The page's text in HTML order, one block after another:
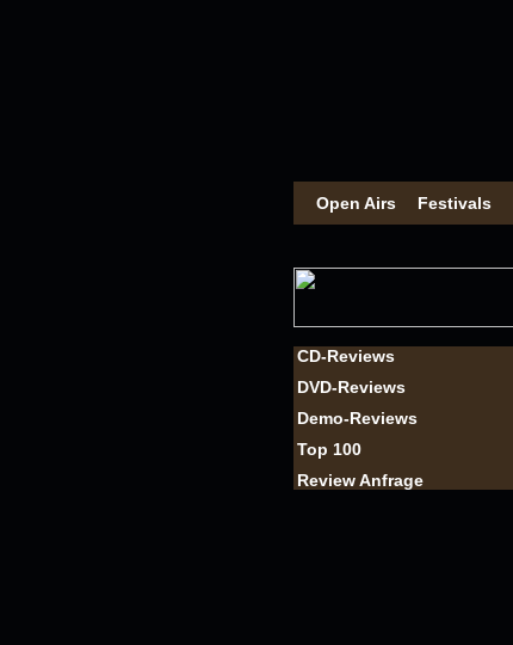
Open Airs Festivals
CD-Reviews
DVD-Reviews
Demo-Reviews
Top 100
Review Anfrage